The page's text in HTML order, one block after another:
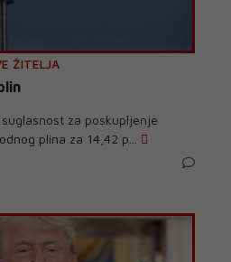
ŽITELJA
za poskupljenje
plina za 14,42 p...